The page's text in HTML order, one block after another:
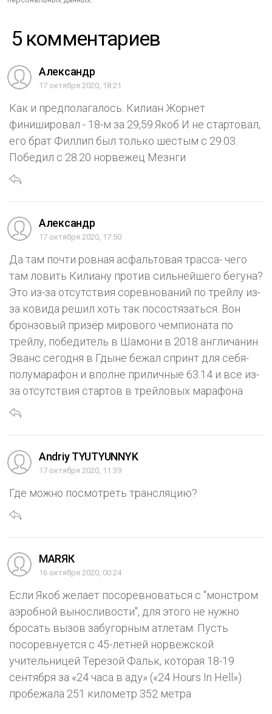
5 комментариев
Александр
17 октября 2020, 18:21
Как и предполагалось. Килиан Жорнет
финишировал - 18-м за 29,59.Якоб И не стартовал,
его брат Филлип был только шестым с 29.03.
Победил с 28.20 норвежец Мезнги
Александр
17 октября 2020, 17:50
Да там почти ровная асфальтовая трасса- чего
там ловить Килиану против сильнейшего бегуна?
Это из-за отсутствия соревнований по трейлу из-
за ковида решил хоть так посостязаться. Вон
бронзовый призёр мирового чемпионата по
трейлу, победитель в Шамони в 2018 англичанин
Эванс сегодня в Гдыне бежал спринт для себя-
полумарафон и вполне приличные 63.14 и все из-
за отсутствия стартов в трейловых марафона
Andriy TYUTYUNNYK
17 октября 2020, 11:39
Где можно посмотреть трансляцию?
МАRЯК
16 октября 2020, 00:24
Если Якоб желает посоревноваться с "монстром
аэробной выносливости", для этого не нужно
бросать вызов забугорным атлетам. Пусть
посоревнуется с 45-летней норвежской
учительницей Терезой Фальк, которая 18-19
сентября за «24 часа в аду» («24 Hours In Hell»)
пробежала 251 километр 352 метра